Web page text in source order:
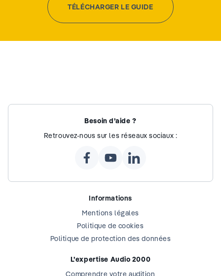
TÉLÉCHARGER LE GUIDE
Besoin d’aide ?
Retrouvez-nous sur les réseaux sociaux :
Informations
Mentions légales
Politique de cookies
Politique de protection des données
L’expertise Audio 2000
Comprendre votre audition